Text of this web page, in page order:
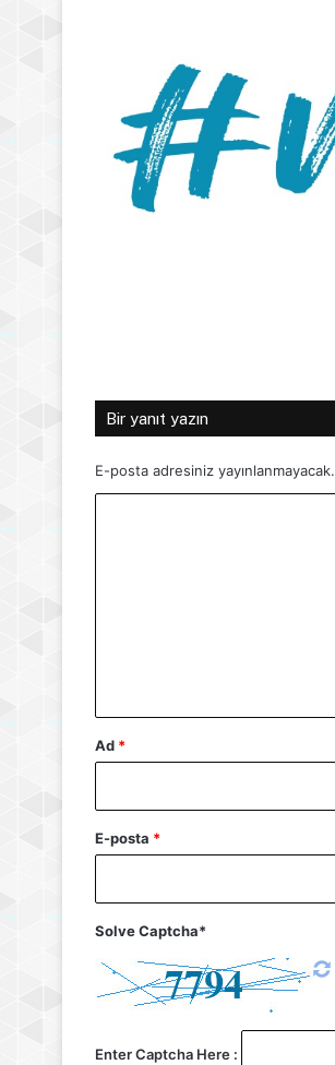
Bir yanıt yazın
E-posta adresiniz yayınlanmayacak.
Ad *
E-posta *
Solve Captcha*
Enter Captcha Here :